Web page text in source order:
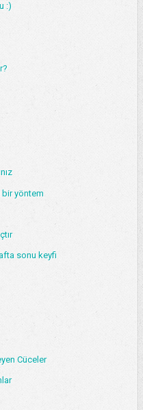
:)
yöntem
sonu keyfi
Cüceler